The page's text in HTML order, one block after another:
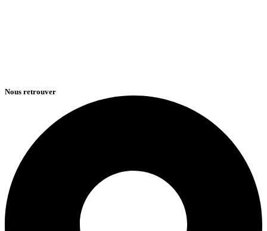
Nous retrouver